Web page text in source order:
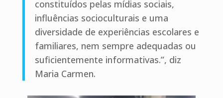
constituídos pelas mídias sociais,
influências socioculturais e uma
diversidade de experiências escolares e
familiares, nem sempre adequadas ou
suficientemente informativas.”, diz
Maria Carmen.